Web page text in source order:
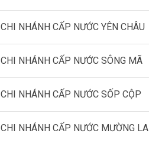
CHI NHÁNH CẤP NƯỚC YÊN CHÂU
CHI NHÁNH CẤP NƯỚC SÔNG MÃ
CHI NHÁNH CẤP NƯỚC SỐP CỘP
CHI NHÁNH CẤP NƯỚC MƯỜNG LA